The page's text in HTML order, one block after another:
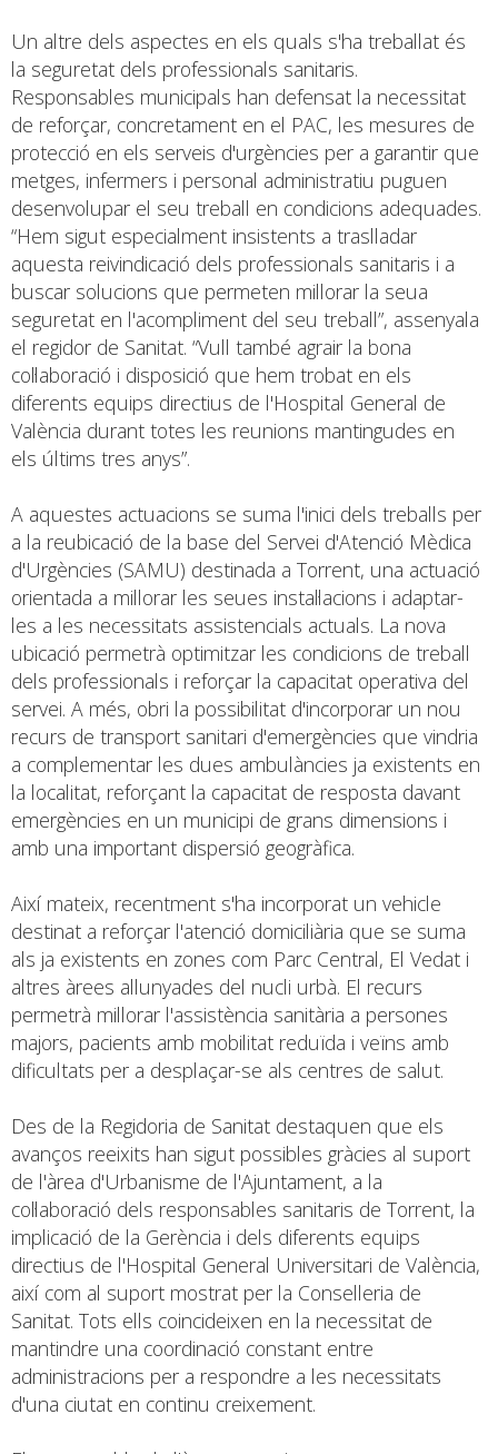
Un altre dels aspectes en els quals s'ha treballat és
la seguretat dels professionals sanitaris.
Responsables municipals han defensat la necessitat
de reforçar, concretament en el PAC, les mesures de
protecció en els serveis d'urgències per a garantir que
metges, infermers i personal administratiu puguen
desenvolupar el seu treball en condicions adequades.
“Hem sigut especialment insistents a traslladar
aquesta reivindicació dels professionals sanitaris i a
buscar solucions que permeten millorar la seua
seguretat en l'acompliment del seu treball”, assenyala
el regidor de Sanitat. “Vull també agrair la bona
col·laboració i disposició que hem trobat en els
diferents equips directius de l'Hospital General de
València durant totes les reunions mantingudes en
els últims tres anys”.
A aquestes actuacions se suma l'inici dels treballs per
a la reubicació de la base del Servei d'Atenció Mèdica
d'Urgències (SAMU) destinada a Torrent, una actuació
orientada a millorar les seues instal·lacions i adaptar-
les a les necessitats assistencials actuals. La nova
ubicació permetrà optimitzar les condicions de treball
dels professionals i reforçar la capacitat operativa del
servei. A més, obri la possibilitat d'incorporar un nou
recurs de transport sanitari d'emergències que vindria
a complementar les dues ambulàncies ja existents en
la localitat, reforçant la capacitat de resposta davant
emergències en un municipi de grans dimensions i
amb una important dispersió geogràfica.
Així mateix, recentment s'ha incorporat un vehicle
destinat a reforçar l'atenció domiciliària que se suma
als ja existents en zones com Parc Central, El Vedat i
altres àrees allunyades del nucli urbà. El recurs
permetrà millorar l'assistència sanitària a persones
majors, pacients amb mobilitat reduïda i veïns amb
dificultats per a desplaçar-se als centres de salut.
Des de la Regidoria de Sanitat destaquen que els
avanços reeixits han sigut possibles gràcies al suport
de l'àrea d'Urbanisme de l'Ajuntament, a la
col·laboració dels responsables sanitaris de Torrent, la
implicació de la Gerència i dels diferents equips
directius de l'Hospital General Universitari de València,
així com al suport mostrat per la Conselleria de
Sanitat. Tots ells coincideixen en la necessitat de
mantindre una coordinació constant entre
administracions per a respondre a les necessitats
d'una ciutat en continu creixement.